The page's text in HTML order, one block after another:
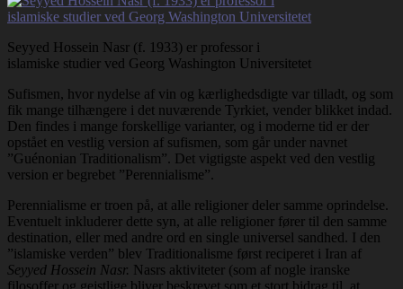
Seyyed Hossein Nasr (f. 1933) er professor i
islamiske studier ved Georg Washington Universitetet
Sufismen, hvor nydelse af vin og kærlighedsdigte var tilladt, og som
fik mange tilhængere i det nuværende Tyrkiet, vender blikket indad.
Den findes i mange forskellige varianter, og i moderne tid er der
opstået en vestlig version af sufismen, som går under navnet
”Guénonian Traditionalism”. Det vigtigste aspekt ved den vestlig
version er begrebet ”Perennialisme”.
Perennialisme er troen på, at alle religioner deler samme oprindelse.
Eventuelt inkluderer dette syn, at alle religioner fører til den samme
destination, eller med andre ord en single universel sandhed. I den
”islamiske verden” blev Traditionalisme først reciperet i Iran af
Seyyed Hossein Nasr. Nasrs aktiviteter (som af nogle iranske
filosoffer og gejstlige bliver beskrevet som et stort bidrag til, at